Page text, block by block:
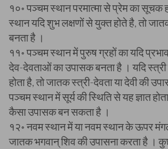
१०॰ पञ्चम स्थान परमात्मा से प्रेम का सूचक
स्थान यदि शुभ लक्षणों से युक्त होते है, तो
बनता है ।
११॰ पञ्चम स्थान में पुरुष ग्रहों का यदि
देव-देवताओं का उपासक बनता है । यदि स्त्री
होता है, तो जातक स्त्री-देवता या देवी की
पञ्चम स्थान में सूर्य की स्थिति से यह ज्ञात
कैसा उपासक बन सकता है ।
१२॰ नवम स्थान में या नवम स्थान के ऊपर मंगल
जातक भगवान् शिव की उपासना करता है ।